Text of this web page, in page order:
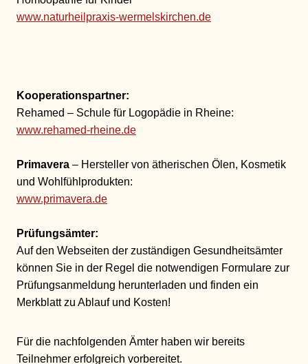
www.naturheilpraxis-wermelskirchen.de
Kooperationspartner:
Rehamed – Schule für Logopädie in Rheine:
www.rehamed-rheine.de
Primavera – Hersteller von ätherischen Ölen, Kosmetik
und Wohlfühlprodukten:
www.primavera.de
Prüfungsämter:
Auf den Webseiten der zuständigen Gesundheitsämter
können Sie in der Regel die notwendigen Formulare zur
Prüfungsanmeldung herunterladen und finden ein
Merkblatt zu Ablauf und Kosten!
Für die nachfolgenden Ämter haben wir bereits
Teilnehmer erfolgreich vorbereitet.